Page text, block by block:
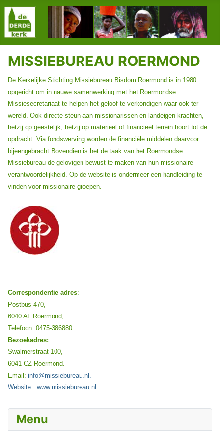
Menu
MISSIEBUREAU ROERMOND
De Kerkelijke Stichting Missiebureau Bisdom Roermond is in 1980
opgericht om in nauwe samenwerking met het Roermondse
Missiesecretariaat te helpen het geloof te verkondigen waar ook ter
wereld. Ook directe steun aan missionarissen en landeigen krachten,
hetzij op geestelijk, hetzij op materieel of financieel terrein hoort tot de
opdracht. Via fondswerving worden de financiële middelen daarvoor
bijeengebracht.Bovendien is het de taak van het Roermondse
Missiebureau de gelovigen bewust te maken van hun missionaire
verantwoordelijkheid. Op de website is ondermeer een handleiding te
vinden voor missionaire groepen.
Correspondentie adres:
Postbus 470,
6040 AL Roermond,
Telefoon: 0475-386880.
Bezoekadres:
Swalmerstraat 100,
6041 CZ Roermond.
Email: info@missiebureau.nl.
Website: www.missiebureau.nl